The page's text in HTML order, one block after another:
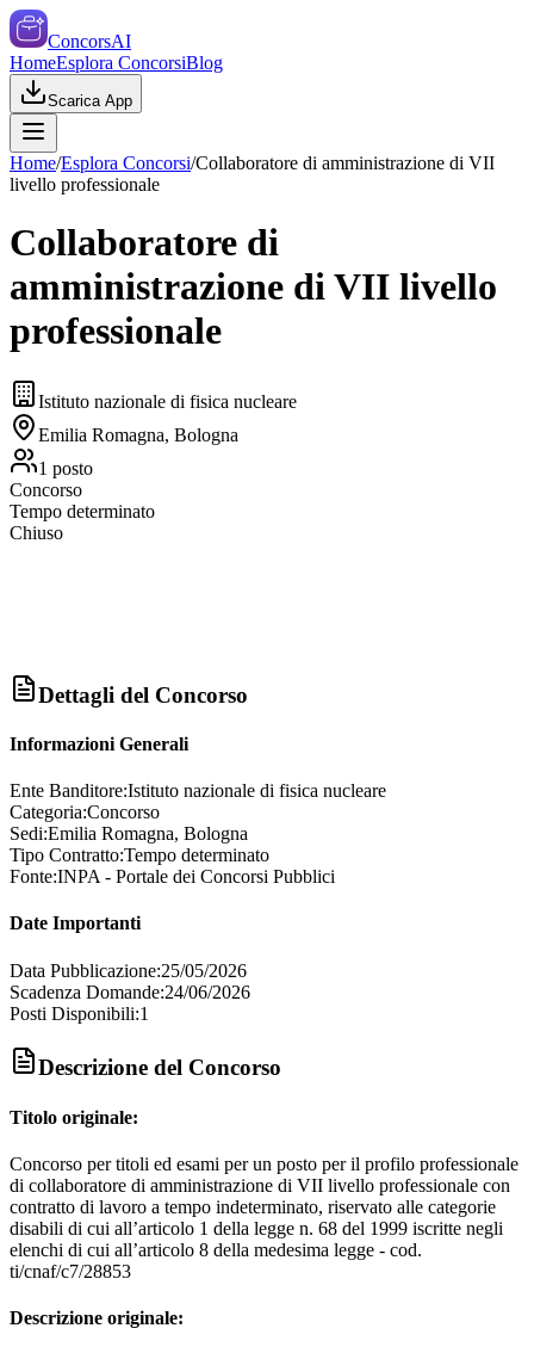
ConcorsAI
HomeEsplora ConcorsiBlog
Scarica App
Home/Esplora Concorsi/Collaboratore di amministrazione di VII
livello professionale
Collaboratore di
amministrazione di VII livello
professionale
Istituto nazionale di fisica nucleare
Emilia Romagna, Bologna
1 posto
Concorso
Tempo determinato
Chiuso
Dettagli del Concorso
Informazioni Generali
Ente Banditore:Istituto nazionale di fisica nucleare
Categoria:Concorso
Sedi:Emilia Romagna, Bologna
Tipo Contratto:Tempo determinato
Fonte:INPA - Portale dei Concorsi Pubblici
Date Importanti
Data Pubblicazione:25/05/2026
Scadenza Domande:24/06/2026
Posti Disponibili:1
Descrizione del Concorso
Titolo originale:
Concorso per titoli ed esami per un posto per il profilo professionale
di collaboratore di amministrazione di VII livello professionale con
contratto di lavoro a tempo indeterminato, riservato alle categorie
disabili di cui all’articolo 1 della legge n. 68 del 1999 iscritte negli
elenchi di cui all’articolo 8 della medesima legge - cod.
ti/cnaf/c7/28853
Descrizione originale: